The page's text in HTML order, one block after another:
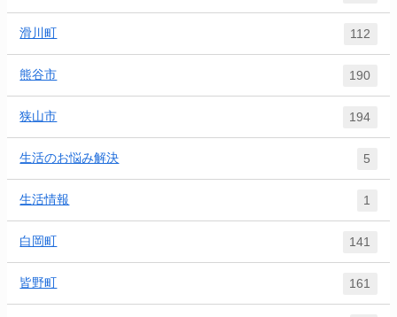
滑川町 112
熊谷市 190
狭山市 194
生活のお悩み解決 5
生活情報 1
白岡町 141
皆野町 161